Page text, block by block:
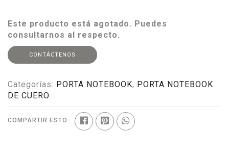
Este producto está agotado. Puedes
consultarnos al respecto.
CONTÁCTENOS
Categorías: PORTA NOTEBOOK, PORTA NOTEBOOK
DE CUERO
COMPARTIR ESTO: